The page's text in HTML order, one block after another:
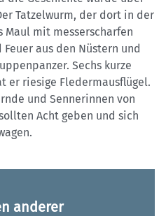
Tatzelwurm, der dort in der
Maul mit messerscharfen
aus den Nüstern und
Sechs kurze
er riesige Fledermausflügel.
und Sennerinnen von
Acht geben und sich
anderer